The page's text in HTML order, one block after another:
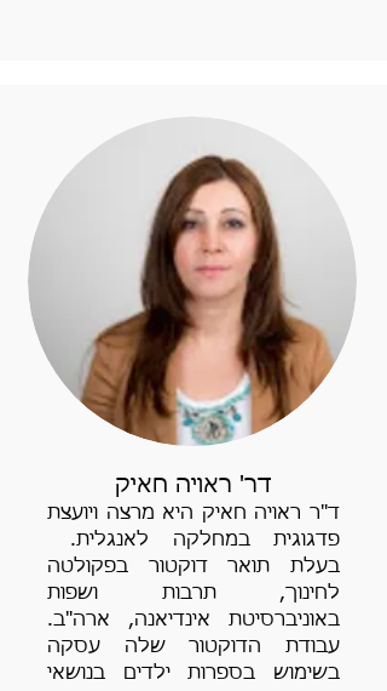
ד"ר ראויה חאיק היא מרצה ויועצת
פדגוגית במחלקה לאנגלית.
בעלת תואר דוקטור בפקולטה
לחינוך, תרבות ושפות
באוניברסיטת אינדיאנה, ארה"ב.
עבודת הדוקטור שלה עסקה
בשימוש בספרות ילדים בנושאי
דר' ראויה חאיק